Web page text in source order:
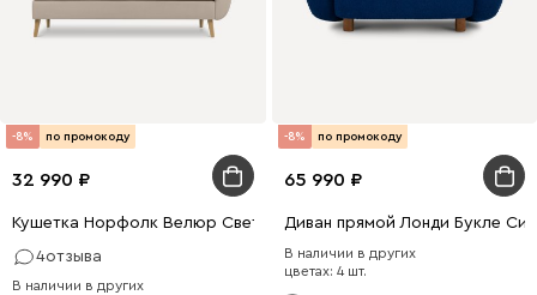
-8% по промокоду
32 990
Кушетка Норфолк Велюр Светло-бежевый
4отзыва
В наличии в других
-8% по промокоду
65 990
Диван прямой Лонди Букле
В наличии в других
цветах: 4 шт.